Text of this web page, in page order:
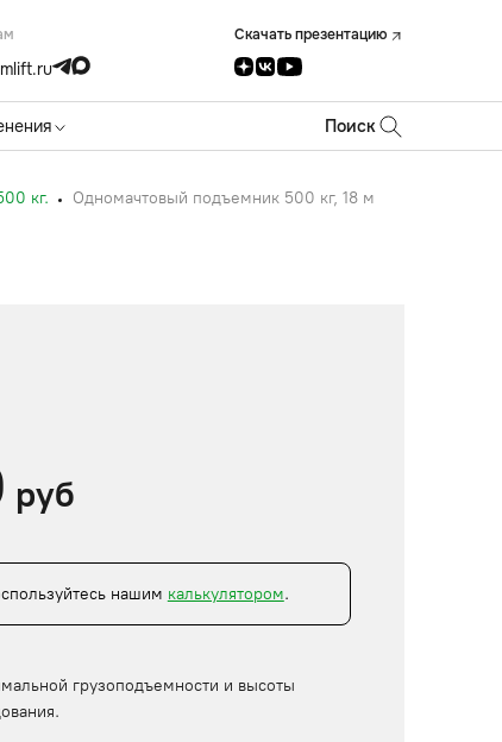
Скачать презентацию
Поиск
кг. Одномачтовый подъемник 500 кг, 18 м
руб
нашим калькулятором.
грузоподъемности и высоты